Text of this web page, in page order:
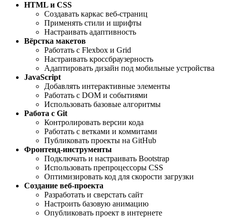
HTML и CSS
Создавать каркас веб-страниц
Применять стили и шрифты
Настраивать адаптивность
Вёрстка макетов
Работать с Flexbox и Grid
Настраивать кроссбраузерность
Адаптировать дизайн под мобильные устройства
JavaScript
Добавлять интерактивные элементы
Работать с DOM и событиями
Использовать базовые алгоритмы
Работа с Git
Контролировать версии кода
Работать с ветками и коммитами
Публиковать проекты на GitHub
Фронтенд-инструменты
Подключать и настраивать Bootstrap
Использовать препроцессоры CSS
Оптимизировать код для скорости загрузки
Создание веб-проекта
Разработать и сверстать сайт
Настроить базовую анимацию
Опубликовать проект в интернете